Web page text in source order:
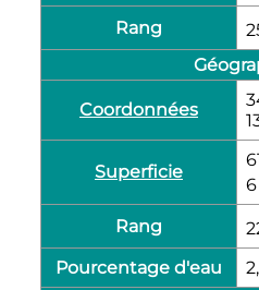
Rang
Coordonnées
Superficie
6
Rang
Pourcentage d'eau